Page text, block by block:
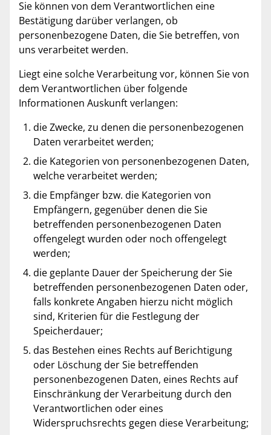
Sie können von dem Verantwortlichen eine
Bestätigung darüber verlangen, ob
personenbezogene Daten, die Sie betreffen, von
uns verarbeitet werden.
Liegt eine solche Verarbeitung vor, können Sie von
dem Verantwortlichen über folgende
Informationen Auskunft verlangen:
die Zwecke, zu denen die personenbezogenen
Daten verarbeitet werden;
die Kategorien von personenbezogenen Daten,
welche verarbeitet werden;
die Empfänger bzw. die Kategorien von
Empfängern, gegenüber denen die Sie
betreffenden personenbezogenen Daten
offengelegt wurden oder noch offengelegt
werden;
die geplante Dauer der Speicherung der Sie
betreffenden personenbezogenen Daten oder,
falls konkrete Angaben hierzu nicht möglich
sind, Kriterien für die Festlegung der
Speicherdauer;
das Bestehen eines Rechts auf Berichtigung
oder Löschung der Sie betreffenden
personenbezogenen Daten, eines Rechts auf
Einschränkung der Verarbeitung durch den
Verantwortlichen oder eines
Widerspruchsrechts gegen diese Verarbeitung;